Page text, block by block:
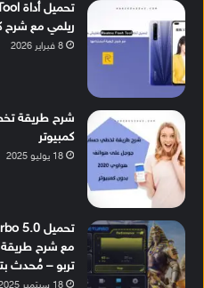
ريلمي مع شرح
8 فبراير 2026
شرح طريقة
كمبيوتر
18 يوليو 2025
مع شرح طريقة
تربو – مُحدث بتاريخ 21